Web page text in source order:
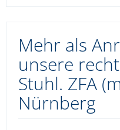
Mehr als
unsere
Stuhl. ZFA
Nürnberg